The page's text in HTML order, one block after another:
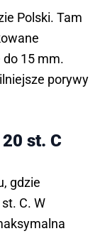
Polski. Tam
15 mm.
porywy
st. C
gdzie
C. W